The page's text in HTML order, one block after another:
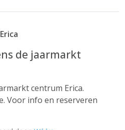
de jaarmarkt
centrum Erica.
Voor info en reserveren